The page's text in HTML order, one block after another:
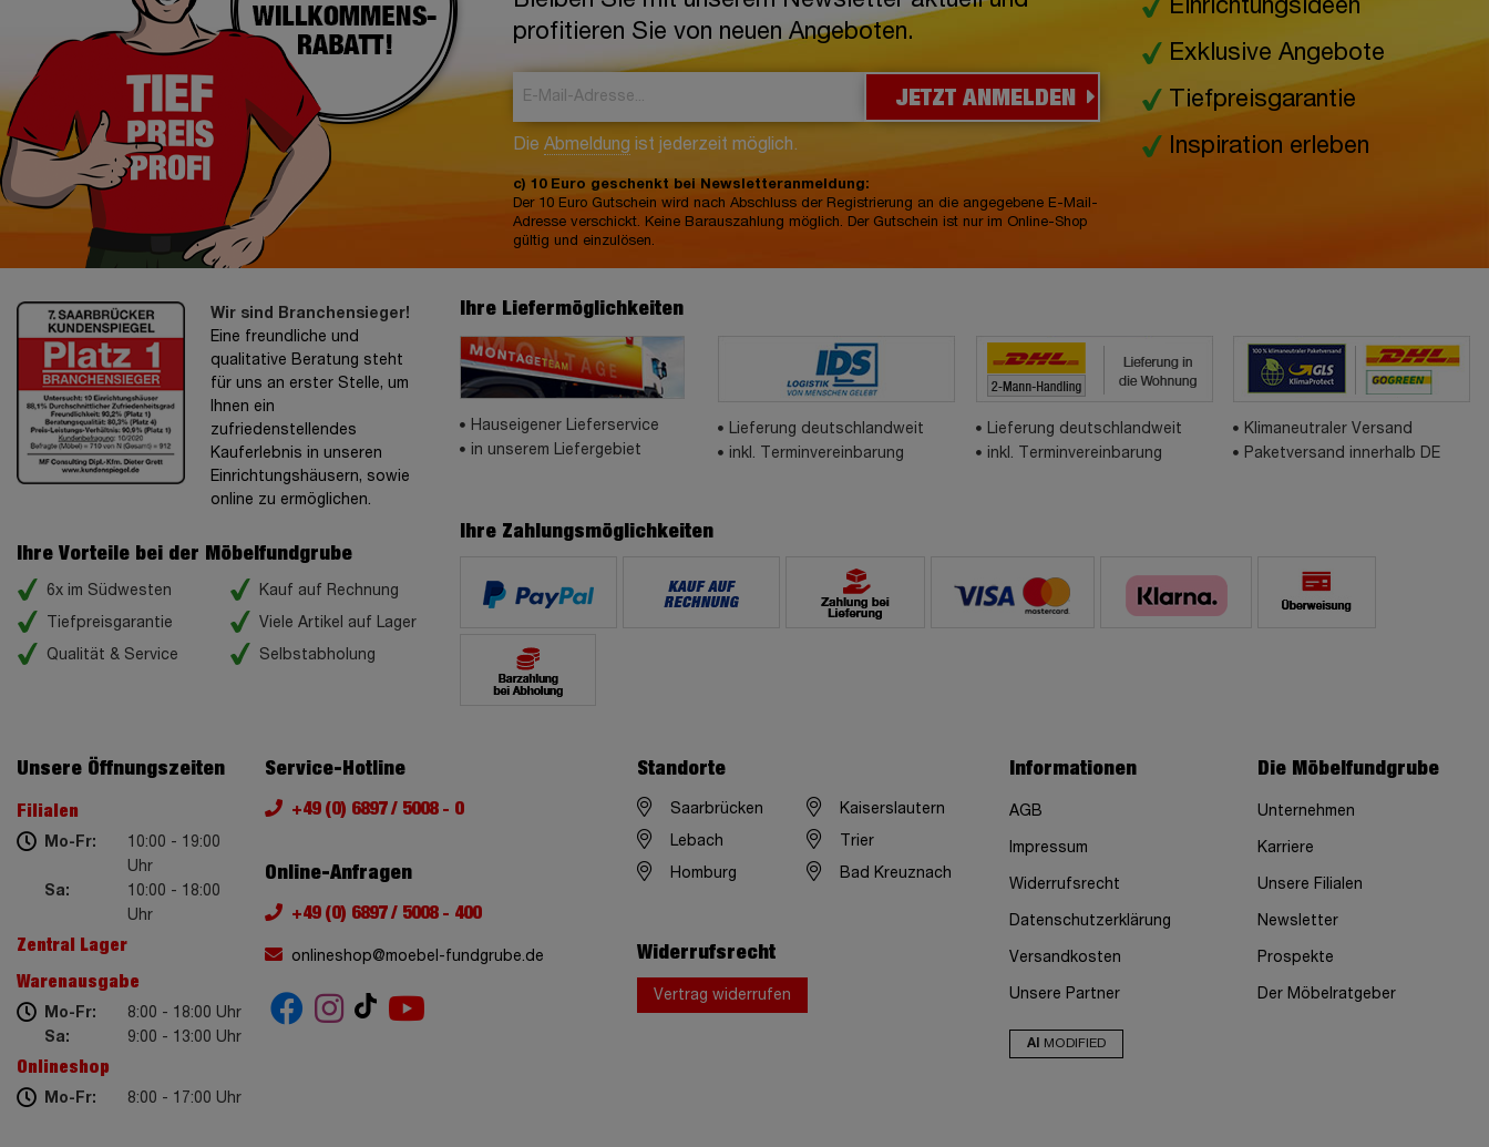
profitieren Sie von neuen Angeboten.
JETZT ANMELDEN
Die Abmeldung ist jederzeit möglich.
c) 10 Euro geschenkt bei Newsletteranmeldung:
Der 10 Euro Gutschein wird nach Abschluss der Registrierung an die angegebene E-Mail-
Adresse verschickt. Keine Barauszahlung möglich. Der Gutschein ist nur im Online-Shop
gültig und einzulösen.
Einrichtungsideen
Exklusive Angebote
Tiefpreisgarantie
Inspiration erleben
Wir sind Branchensieger!
Eine freundliche und
qualitative Beratung steht
für uns an erster Stelle, um
Ihnen ein
zufriedenstellendes
Kauferlebnis in unseren
Einrichtungshäusern, sowie
online zu ermöglichen.
Ihre Vorteile bei der Möbelfundgrube
6x im Südwesten
Tiefpreisgarantie
Qualität & Service
Kauf auf Rechnung
Viele Artikel auf Lager
Selbstabholung
Ihre Liefermöglichkeiten
Hauseigener Lieferservice
in unserem Liefergebiet
Lieferung deutschlandweit
inkl. Terminvereinbarung
Lieferung deutschlandweit
inkl. Terminvereinbarung
Klimaneutraler Versand
Paketversand innerhalb DE
Ihre Zahlungsmöglichkeiten
Unsere Öffnungszeiten
Filialen
Mo-Fr:
10:00 - 19:00
Uhr
Sa:
10:00 - 18:00
Uhr
Zentral Lager
Warenausgabe
Mo-Fr:
8:00 - 18:00 Uhr
Sa:
9:00 - 13:00 Uhr
Onlineshop
Mo-Fr: 8:00 - 17:00 Uhr
Service-Hotline
+49 (0) 6897 / 5008 - 0
Online-Anfragen
+49 (0) 6897 / 5008 - 400
onlineshop@moebel-fundgrube.de
Standorte
Saarbrücken Kaiserslautern
Lebach Trier
Homburg Bad Kreuznach
Widerrufsrecht
Vertrag widerrufen
Informationen
AGB
Impressum
Widerrufsrecht
Datenschutzerklärung
Versandkosten
Unsere Partner
AI MODIFIED
Die Möbelfundgrube
Unternehmen
Karriere
Unsere Filialen
Newsletter
Prospekte
Der Möbelratgeber